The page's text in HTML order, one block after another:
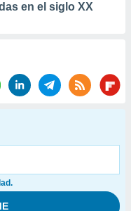
en el siglo XX